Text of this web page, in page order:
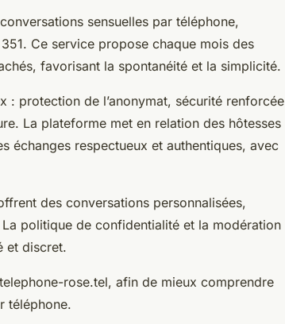
sensuelles par téléphone,
Ce service propose chaque mois des
favorisant la spontanéité et la simplicité.
: protection de l’anonymat, sécurité renforcée
La plateforme met en relation des hôtesses
échanges respectueux et authentiques, avec
des conversations personnalisées,
politique de confidentialité et la modération
et discret.
rose.tel, afin de mieux comprendre
téléphone.